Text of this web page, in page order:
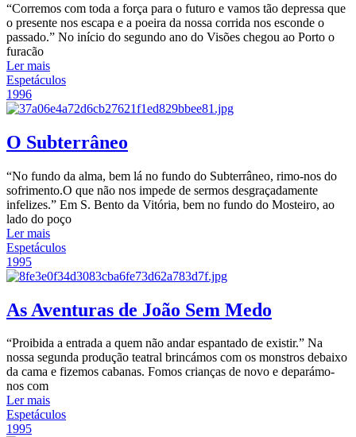
“Corremos com toda a força para o futuro e vamos tão depressa que
o presente nos escapa e a poeira da nossa corrida nos esconde o
passado.” No início do segundo ano do Visões chegou ao Porto o
furacão
Ler mais
Espetáculos
1996
O Subterrâneo
“No fundo da alma, bem lá no fundo do Subterrâneo, rimo-nos do
sofrimento.O que não nos impede de sermos desgraçadamente
infelizes.” Em S. Bento da Vitória, bem no fundo do Mosteiro, ao
lado do poço
Ler mais
Espetáculos
1995
As Aventuras de João Sem Medo
“Proibida a entrada a quem não andar espantado de existir.” Na
nossa segunda produção teatral brincámos com os monstros debaixo
da cama e fizemos cabanas. Fomos crianças de novo e deparámo-
nos com
Ler mais
Espetáculos
1995